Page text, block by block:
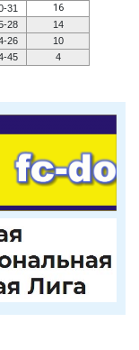
31 16
28
14
26
10
45 4